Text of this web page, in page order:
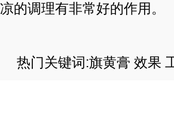
凉的调理有非常好的作用。
热门关键词:旗黄膏 效果